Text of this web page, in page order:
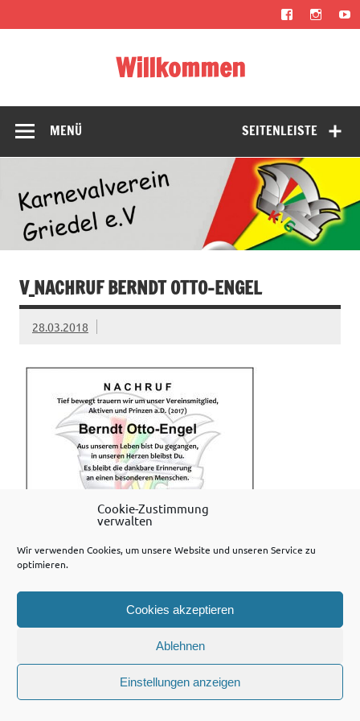
Cookie-Zustimmung
verwalten
Wir verwenden Cookies, um unsere Website und unseren Service zu
optimieren.
Cookies akzeptieren
Ablehnen
Einstellungen anzeigen
springen
Willkommen
Fasching, Fastabend, Fastelovend, Fasteleer oder fünfte
SEITENLEISTE
MENÜ
V_NACHRUF BERNDT OTTO-ENGEL
28.03.2018
WordPress-Theme: Dynamic News von ThemeZee.